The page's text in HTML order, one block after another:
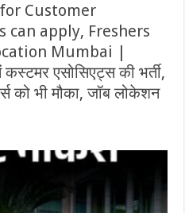
Customer
can apply, Freshers
Mumbai |
एसोसिएट्स की भर्ती,
को भी मौका, जॉब लोकेशन